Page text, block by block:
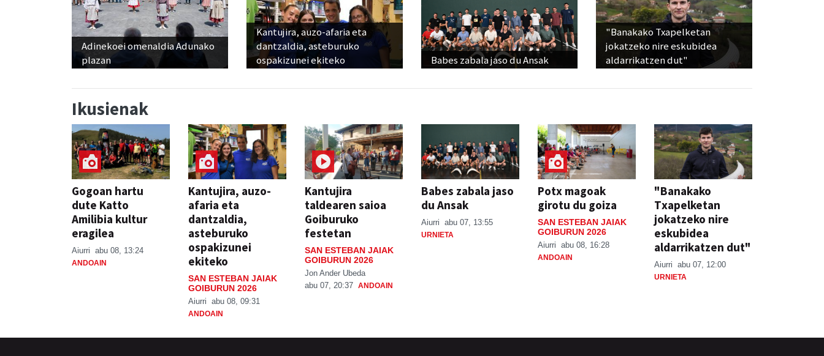
Adinekoei omenaldia Adunako
plazan
Kantujira, auzo-afaria eta
dantzaldia, asteburuko
ospakizunei ekiteko
Babes zabala jaso du Ansak
"Banakako Txapelketan
jokatzeko nire eskubidea
aldarrikatzen dut"
Ikusienak
Gogoan hartu
dute Katto
Amilibia kultur
eragilea
Aiurri abu 08, 13:24
ANDOAIN
Kantujira, auzo-
afaria eta
dantzaldia,
asteburuko
ospakizunei
ekiteko
SAN ESTEBAN JAIAK
GOIBURUN 2026
Aiurri abu 08, 09:31
ANDOAIN
Kantujira
taldearen saioa
Goiburuko
festetan
SAN ESTEBAN JAIAK
GOIBURUN 2026
Jon Ander Ubeda
abu 07, 20:37 ANDOAIN
Babes zabala jaso
du Ansak
Aiurri abu 07, 13:55
URNIETA
Potx magoak
girotu du goiza
SAN ESTEBAN JAIAK
GOIBURUN 2026
Aiurri abu 08, 16:28
ANDOAIN
"Banakako
Txapelketan
jokatzeko nire
eskubidea
aldarrikatzen dut"
Aiurri abu 07, 12:00
URNIETA